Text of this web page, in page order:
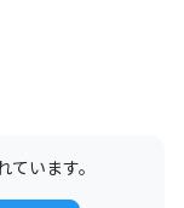
います。